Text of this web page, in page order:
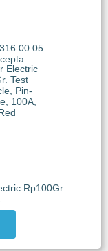
00 05
Rp100Gr.